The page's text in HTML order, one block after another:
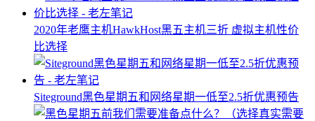
2020年老鹰主机HawkHost黑五主机三折 虚拟主机性价
比选择
Siteground黑色星期五和网络星期一低至2.5折优惠预告